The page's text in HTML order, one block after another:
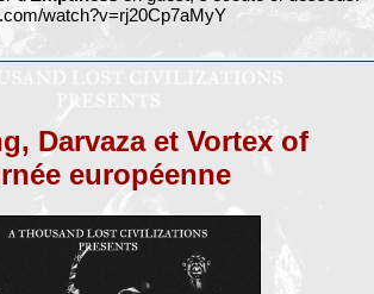
watch?v=rj20Cp7aMyY
Darvaza et Vortex of
européenne